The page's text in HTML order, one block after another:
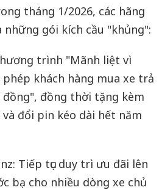
tháng 1/2026, các hãng
gói kích cầu "khủng":
trình "Mãnh liệt vì
khách hàng mua xe trả
đồng thời tặng kèm
đổi pin kéo dài hết năm
Tiếp tục duy trì ưu đãi lên
bạ cho nhiều dòng xe chủ